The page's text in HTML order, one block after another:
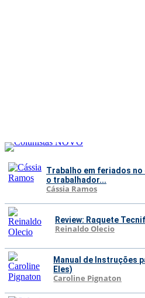
Trabalho em feriados no
o trabalhador...
Cássia Ramos
Review: Raquete
Reinaldo Olecio
Manual de Instruções
Eles)
Caroline Pignaton